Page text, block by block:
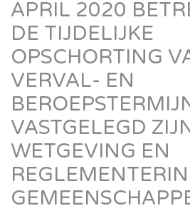
APRIL 2020
DE TIJDELIJKE
OPSCHORTING
VERVAL- EN
VASTGELEGD
WETGEVING EN